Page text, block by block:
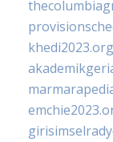
khedi2023.org